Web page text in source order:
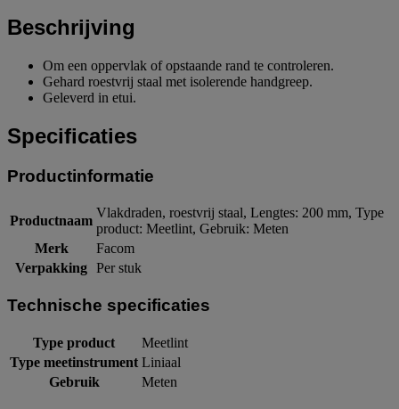
Beschrijving
Om een oppervlak of opstaande rand te controleren.
Gehard roestvrij staal met isolerende handgreep.
Geleverd in etui.
Specificaties
Productinformatie
Productnaam
Vlakdraden, roestvrij staal, Lengtes: 200 mm, Type
product: Meetlint, Gebruik: Meten
Merk
Facom
Verpakking Per stuk
Technische specificaties
Type product
Meetlint
Type meetinstrument Liniaal
Gebruik
Meten